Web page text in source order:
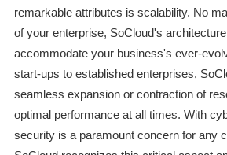
remarkable attributes is scalability. No
of your enterprise, SoCloud's
accommodate your business's ever-
start-ups to established enterprises,
seamless expansion or contraction of
optimal performance at all times. With
security is a paramount concern for any